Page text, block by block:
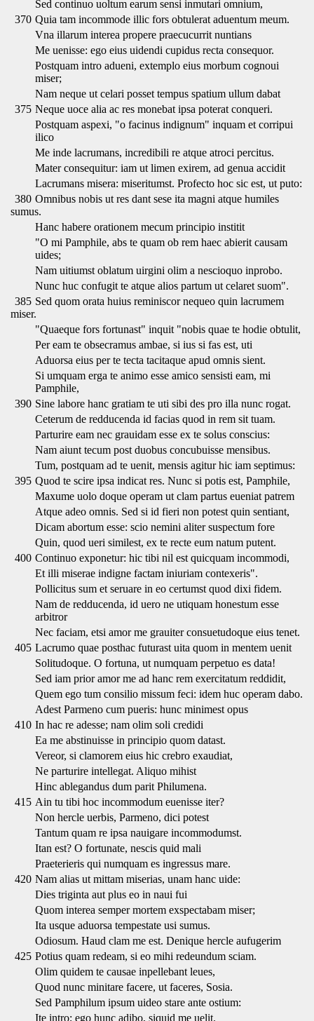
Sed continuo uoltum earum sensi inmutari omnium,
370 Quia tam incommode illic fors obtulerat aduentum meum.
Vna illarum interea propere praecucurrit nuntians
Me uenisse: ego eius uidendi cupidus recta consequor.
Postquam intro adueni, extemplo eius morbum cognoui
miser;
Nam neque ut celari posset tempus spatium ullum dabat
375 Neque uoce alia ac res monebat ipsa poterat conqueri.
Postquam aspexi, "o facinus indignum" inquam et corripui
ilico
Me inde lacrumans, incredibili re atque atroci percitus.
Mater consequitur: iam ut limen exirem, ad genua accidit
Lacrumans misera: miseritumst. Profecto hoc sic est, ut puto:
380 Omnibus nobis ut res dant sese ita magni atque humiles
sumus.
Hanc habere orationem mecum principio institit
"O mi Pamphile, abs te quam ob rem haec abierit causam
uides;
Nam uitiumst oblatum uirgini olim a nescioquo inprobo.
Nunc huc confugit te atque alios partum ut celaret suom".
385 Sed quom orata huius reminiscor nequeo quin lacrumem
miser.
"Quaeque fors fortunast" inquit "nobis quae te hodie obtulit,
Per eam te obsecramus ambae, si ius si fas est, uti
Aduorsa eius per te tecta tacitaque apud omnis sient.
Si umquam erga te animo esse amico sensisti eam, mi
Pamphile,
390 Sine labore hanc gratiam te uti sibi des pro illa nunc rogat.
Ceterum de redducenda id facias quod in rem sit tuam.
Parturire eam nec grauidam esse ex te solus conscius:
Nam aiunt tecum post duobus concubuisse mensibus.
Tum, postquam ad te uenit, mensis agitur hic iam septimus:
395 Quod te scire ipsa indicat res. Nunc si potis est, Pamphile,
Maxume uolo doque operam ut clam partus eueniat patrem
Atque adeo omnis. Sed si id fieri non potest quin sentiant,
Dicam abortum esse: scio nemini aliter suspectum fore
Quin, quod ueri similest, ex te recte eum natum putent.
400 Continuo exponetur: hic tibi nil est quicquam incommodi,
Et illi miserae indigne factam iniuriam contexeris".
Pollicitus sum et seruare in eo certumst quod dixi fidem.
Nam de redducenda, id uero ne utiquam honestum esse
arbitror
Nec faciam, etsi amor me grauiter consuetudoque eius tenet.
405 Lacrumo quae posthac futurast uita quom in mentem uenit
Solitudoque. O fortuna, ut numquam perpetuo es data!
Sed iam prior amor me ad hanc rem exercitatum reddidit,
Quem ego tum consilio missum feci: idem huc operam dabo.
Adest Parmeno cum pueris: hunc minimest opus
410 In hac re adesse; nam olim soli credidi
Ea me abstinuisse in principio quom datast.
Vereor, si clamorem eius hic crebro exaudiat,
Ne parturire intellegat. Aliquo mihist
Hinc ablegandus dum parit Philumena.
415 Ain tu tibi hoc incommodum euenisse iter?
Non hercle uerbis, Parmeno, dici potest
Tantum quam re ipsa nauigare incommodumst.
Itan est? O fortunate, nescis quid mali
Praeterieris qui numquam es ingressus mare.
420 Nam alias ut mittam miserias, unam hanc uide:
Dies triginta aut plus eo in naui fui
Quom interea semper mortem exspectabam miser;
Ita usque aduorsa tempestate usi sumus.
Odiosum. Haud clam me est. Denique hercle aufugerim
425 Potius quam redeam, si eo mihi redeundum sciam.
Olim quidem te causae inpellebant leues,
Quod nunc minitare facere, ut faceres, Sosia.
Sed Pamphilum ipsum uideo stare ante ostium:
Ite intro; ego hunc adibo, siquid me uelit.